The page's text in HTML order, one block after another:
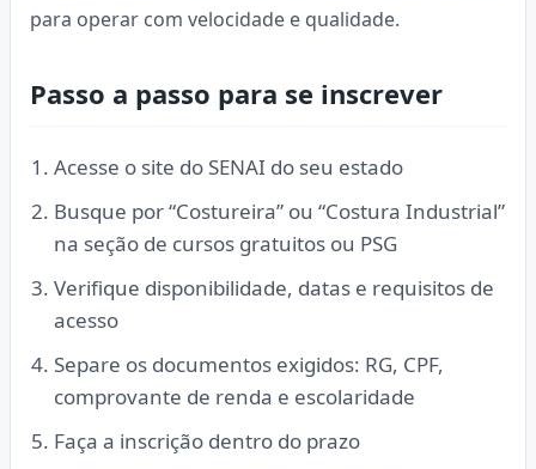
para operar com velocidade e qualidade.
Passo a passo para se inscrever
Acesse o site do SENAI do seu estado
Busque por “Costureira” ou “Costura Industrial”
na seção de cursos gratuitos ou PSG
Verifique disponibilidade, datas e requisitos de
acesso
Separe os documentos exigidos: RG, CPF,
comprovante de renda e escolaridade
Faça a inscrição dentro do prazo